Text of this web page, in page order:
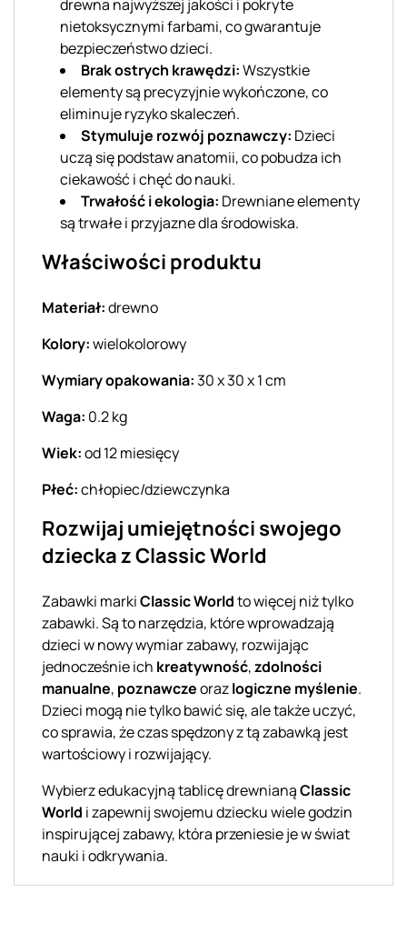
drewna najwyższej jakości i pokryte
nietoksycznymi farbami, co gwarantuje
bezpieczeństwo dzieci.
Brak ostrych krawędzi:Wszystkie
elementy są precyzyjnie wykończone, co
eliminuje ryzyko skaleczeń.
Stymuluje rozwój poznawczy: Dzieci
uczą się podstaw anatomii, co pobudza ich
ciekawość i chęć do nauki.
Trwałość i ekologia: Drewniane elementy
są trwałe i przyjazne dla środowiska.
Właściwości produktu
Materiał:drewno
Kolory:wielokolorowy
Wymiary opakowania:30 x 30 x 1 cm
Waga: 0.2 kg
Wiek:od 12 miesięcy
Płeć:chłopiec/dziewczynka
Rozwijaj umiejętności swojego
dziecka z Classic World
Zabawki markiClassic Worldto więcej niż tylko
zabawki. Są to narzędzia, które wprowadzają
dzieci w nowy wymiar zabawy, rozwijając
jednocześnie ich kreatywność,zdolności
manualne, poznawczeorazlogiczne myślenie.
Dzieci mogą nie tylko bawić się, ale także uczyć,
co sprawia, że czas spędzony z tą zabawką jest
wartościowy i rozwijający.
Wybierz edukacyjną tablicę drewnianąClassic
World i zapewnij swojemu dziecku wiele godzin
inspirującej zabawy, która przeniesie je w świat
nauki i odkrywania.